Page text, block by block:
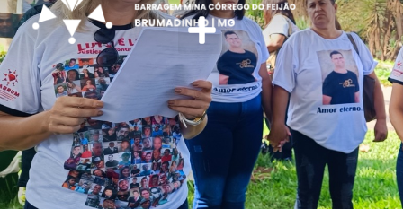
Menu